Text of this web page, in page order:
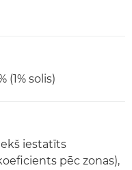
(1% solis)
iestatīts
pēc zonas),